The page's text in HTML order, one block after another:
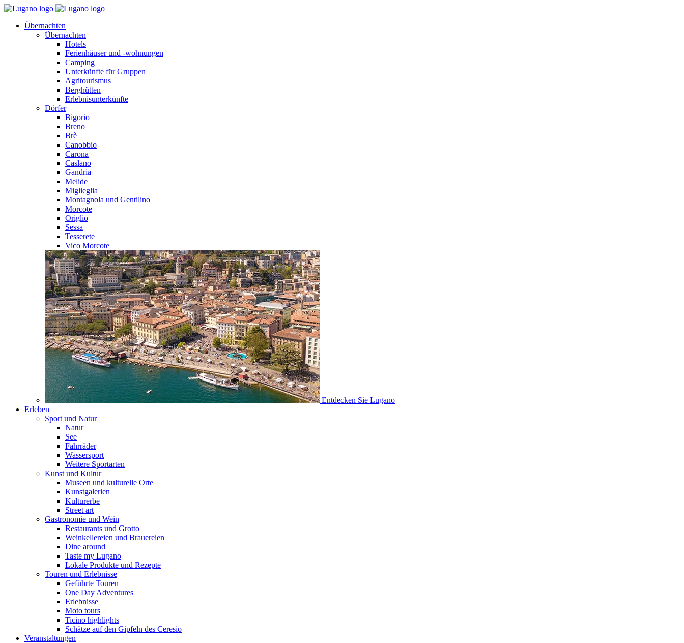
Übernachten
Übernachten
Hotels
Ferienhäuser und -wohnungen
Camping
Unterkünfte für Gruppen
Agritourismus
Berghütten
Erlebnisunterkünfte
Dörfer
Bigorio
Breno
Brè
Canobbio
Carona
Caslano
Gandria
Melide
Miglieglia
Montagnola und Gentilino
Morcote
Origlio
Sessa
Tesserete
Vico Morcote
Entdecken Sie Lugano
Erleben
Sport und Natur
Natur
See
Fahrräder
Wassersport
Weitere Sportarten
Kunst und Kultur
Museen und kulturelle Orte
Kunstgalerien
Kulturerbe
Street art
Gastronomie und Wein
Restaurants und Grotto
Weinkellereien und Brauereien
Dine around
Taste my Lugano
Lokale Produkte und Rezepte
Touren und Erlebnisse
Geführte Touren
One Day Adventures
Erlebnisse
Moto tours
Ticino highlights
Schätze auf den Gipfeln des Ceresio
Veranstaltungen